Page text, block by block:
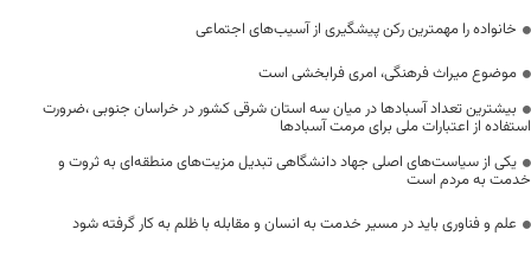
خانواده را مهمترین رکن پیشگیری از آسیب‌های اجتماعی
موضوع میراث فرهنگی، امری فرابخشی است
بیشترین تعداد آسبادها در میان سه استان شرقی کشور در خراسان جنوبی ،ضرورت
استفاده از اعتبارات ملی برای مرمت آسبادها
یکی از سیاست‌های اصلی جهاد دانشگاهی تبدیل مزیت‌های منطقه‌ای به ثروت و
خدمت به مردم است
علم و فناوری باید در مسیر خدمت به انسان و مقابله با ظلم به کار گرفته شود